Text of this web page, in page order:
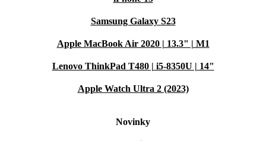
Samsung Galaxy S23
Apple MacBook Air 2020 | 13.3" | M1
Lenovo ThinkPad T480 | i5-8350U | 14"
Apple Watch Ultra 2 (2023)
Novinky